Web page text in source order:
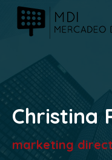
Christina
marketing